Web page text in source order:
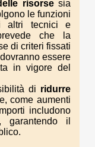
risorse sia
le funzioni
altri tecnici e
che la
di criteri fissati
essere
in vigore del
di ridurre
come aumenti
includono
garantendo il